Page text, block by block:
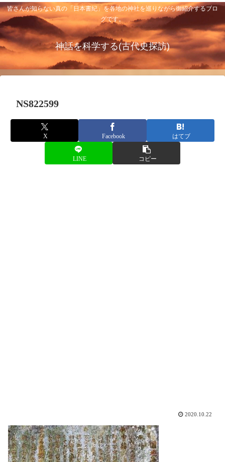
皆さんが知らない真の「日本書紀」を各地の神社を巡りながら御紹介するブロ
グです。
神話を科学する(古代史探訪)
NS822599
X Facebook はてブ
LINE コピー
2020.10.22